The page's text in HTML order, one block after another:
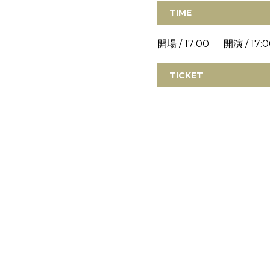
TIME
開場 / 17:00 開演 /
TICKET